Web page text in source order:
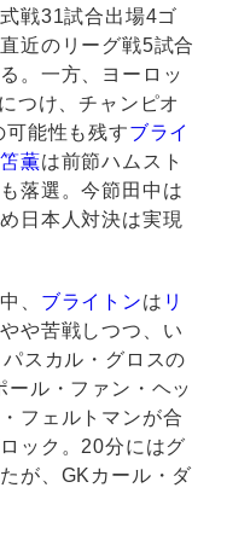
戦31試合出場4ゴ
近のリーグ戦5試合
。一方、ヨーロッ
つけ、チャンピオ
可能性も残すブライ
薫は前節ハムスト
落選。今節田中は
日本人対決は実現
、 ブライトンは リ
や苦戦しつつ、い
スカル・グロスの
ル・ファン・ヘッ
フェルトマンが合
ック。20分にはグ
が、GKカール・ダ